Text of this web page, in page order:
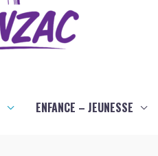
ENFANCE – JEUNESSE